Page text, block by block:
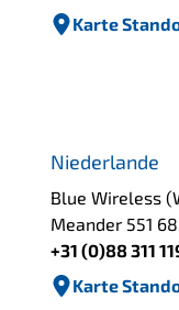
Karte
Niederlande
Blue Wireless
Meander 551
+31 (0)88 311
Karte